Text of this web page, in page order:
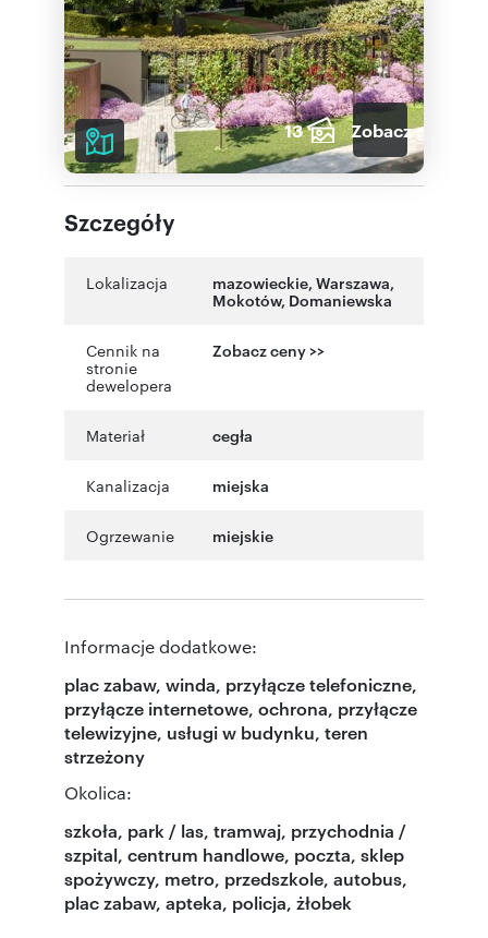
13 Zobacz galerię
Szczegóły
Lokalizacja mazowieckie, Warszawa,
Mokotów, Domaniewska
Cennik na
stronie
dewelopera
Zobacz ceny >>
Materiał cegła
Kanalizacja miejska
Ogrzewanie miejskie
Informacje dodatkowe:
plac zabaw, winda, przyłącze telefoniczne,
przyłącze internetowe, ochrona, przyłącze
telewizyjne, usługi w budynku, teren
strzeżony
Okolica:
szkoła, park / las, tramwaj, przychodnia /
szpital, centrum handlowe, poczta, sklep
spożywczy, metro, przedszkole, autobus,
plac zabaw, apteka, policja, żłobek